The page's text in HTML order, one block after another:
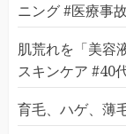
ニング #医療事故
肌荒れを「美容
スキンケア #40
育毛、ハゲ、薄